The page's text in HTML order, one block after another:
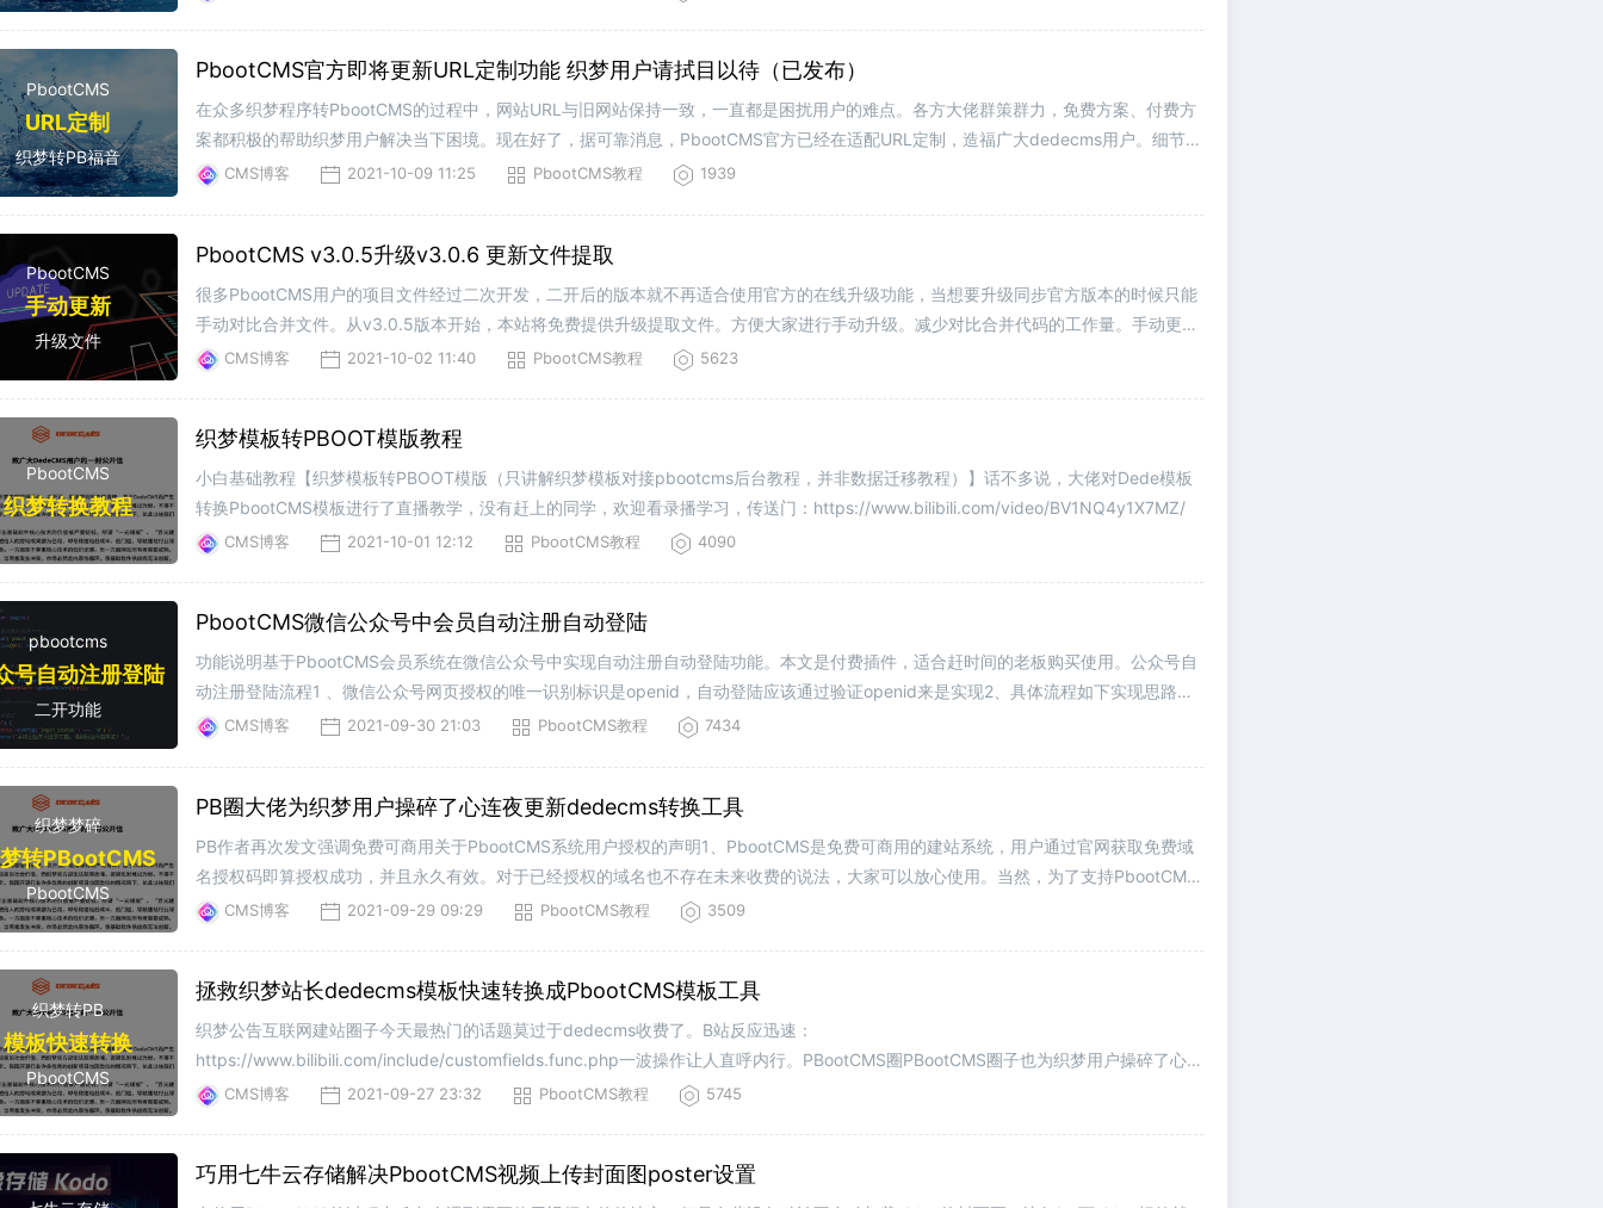
PbootCMS
URL定制
织梦转PB福音
PbootCMS官方即将更新URL定制功能 织梦用户请拭目以待（已发布）
在众多织梦程序转PbootCMS的过程中，网站URL与旧网站保持一致，一直都是困扰用户的难点。各方大佬群策群力，免费方案、付费方
案都积极的帮助织梦用户解决当下困境。现在好了，据可靠消息，PbootCMS官方已经在适配URL定制，造福广大dedecms用户。细节偷
跑功能细节还在优化调试中，静候官方正式发布。写在最后感谢友商助攻，敦
CMS博客 2021-10-09 11:25 PbootCMS教程 1939
PbootCMS
手动更新
升级文件
PbootCMS v3.0.5升级v3.0.6 更新文件提取
很多PbootCMS用户的项目文件经过二次开发，二开后的版本就不再适合使用官方的在线升级功能，当想要升级同步官方版本的时候只能
手动对比合并文件。从v3.0.5版本开始，本站将免费提供升级提取文件。方便大家进行手动升级。减少对比合并代码的工作量。手动更新
教程PbootCMS手动更新教程，直接上传送门：PbootCms二开后手动升级
CMS博客 2021-10-02 11:40 PbootCMS教程 5623
PbootCMS
织梦转换教程
织梦模板转PBOOT模版教程
小白基础教程【织梦模板转PBOOT模版（只讲解织梦模板对接pbootcms后台教程，并非数据迁移教程）】话不多说，大佬对Dede模板
转换PbootCMS模板进行了直播教学，没有赶上的同学，欢迎看录播学习，传送门：https://www.bilibili.com/video/BV1NQ4y1X7MZ/
CMS博客 2021-10-01 12:12 PbootCMS教程 4090
pbootcms
号自动注册登陆
二开功能
PbootCMS微信公众号中会员自动注册自动登陆
功能说明基于PbootCMS会员系统在微信公众号中实现自动注册自动登陆功能。本文是付费插件，适合赶时间的老板购买使用。公众号自
动注册登陆流程1 、微信公众号网页授权的唯一识别标识是openid，自动登陆应该通过验证openid来是实现2、具体流程如下实现思路及
细节1、在pbootCms的会员控制器login方法中：&nb
CMS博客 2021-09-30 21:03 PbootCMS教程 7434
织梦梦碎
转PBootCMS
PbootCMS
PB圈大佬为织梦用户操碎了心连夜更新dedecms转换工具
PB作者再次发文强调免费可商用关于PbootCMS系统用户授权的声明1、PbootCMS是免费可商用的建站系统，用户通过官网获取免费域
名授权码即算授权成功，并且永久有效。对于已经授权的域名也不存在未来收费的说法，大家可以放心使用。当然，为了支持PbootCMS
的发展，我们也欢迎各位老板购买万能授权码（900元/个），通过万能授权码
CMS博客 2021-09-29 09:29 PbootCMS教程 3509
织梦转PB
模板快速转换
PbootCMS
拯救织梦站长dedecms模板快速转换成PbootCMS模板工具
织梦公告互联网建站圈子今天最热门的话题莫过于dedecms收费了。B站反应迅速：
https://www.bilibili.com/include/customfields.func.php一波操作让人直呼内行。PBootCMS圈PBootCMS圈子也为织梦用户操碎了心，
各种献计献策，好不热闹。PB转织梦神器织梦模板快速转换成PbootCMS模板工具为了方便把织梦模板转换成PB模板而生的工
CMS博客 2021-09-27 23:32 PbootCMS教程 5745
巧用七牛云存储解决PbootCMS视频上传封面图poster设置